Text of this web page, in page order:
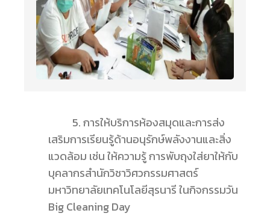
5. การให้บริการห้องสมุดและการส่ง
เสริมการเรียนรู้ด้านอนุรักษ์พลังงานและสิ่ง
แวดล้อม เช่น ให้ความรู้ การพับถุงใส่ยาให้กับ
บุคลากรสำนักวิชาวิศวกรรมศาสตร์
มหาวิทยาลัยเทคโนโลยีสุรนารี ในกิจกรรมวัน
Big Cleaning Day